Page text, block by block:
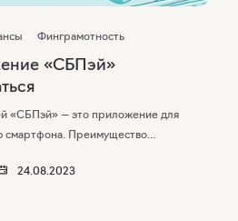
Финграмотность
«СБПэй»
«СБПэй» — это приложение для
смартфона. Преимущество
от международных платежных
24.08.2023